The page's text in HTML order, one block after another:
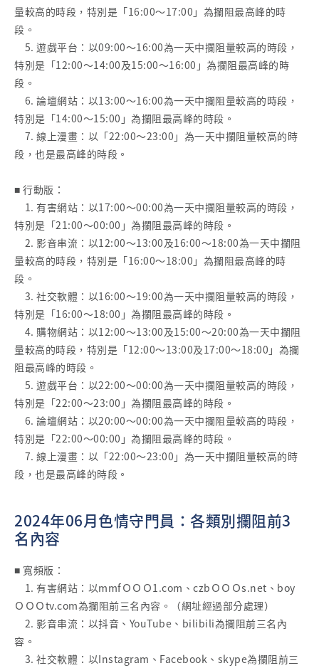
量較高的時段，特別是「16:00～17:00」為攔阻最高峰的時
段。
5. 遊戲平台：以09:00～16:00為一天中攔阻量較高的時段，
特別是「12:00～14:00及15:00～16:00」為攔阻最高峰的時
段。
6. 論壇網站：以13:00～16:00為一天中攔阻量較高的時段，
特別是「14:00～15:00」為攔阻最高峰的時段。
7. 線上漫畫：以「22:00～23:00」為一天中攔阻量較高的時
段，也是最高峰的時段。
■ 行動版：
1. 有害網站：以17:00～00:00為一天中攔阻量較高的時段，
特別是「21:00～00:00」為攔阻最高峰的時段。
2. 影音串流：以12:00～13:00及16:00～18:00為一天中攔阻
量較高的時段，特別是「16:00～18:00」為攔阻最高峰的時
段。
3. 社交軟體：以16:00～19:00為一天中攔阻量較高的時段，
特別是「16:00～18:00」為攔阻最高峰的時段。
4. 購物網站：以12:00～13:00及15:00～20:00為一天中攔阻
量較高的時段，特別是「12:00～13:00及17:00～18:00」為攔
阻最高峰的時段。
5. 遊戲平台：以22:00～00:00為一天中攔阻量較高的時段，
特別是「22:00～23:00」為攔阻最高峰的時段。
6. 論壇網站：以20:00～00:00為一天中攔阻量較高的時段，
特別是「22:00～00:00」為攔阻最高峰的時段。
7. 線上漫畫：以「22:00～23:00」為一天中攔阻量較高的時
段，也是最高峰的時段。
2024年06月色情守門員：各類別攔阻前3
名內容
■ 寬頻版：
1. 有害網站：以mmfＯＯＯ1.com、czbＯＯＯs.net、boy
ＯＯＯtv.com為攔阻前三名內容。（網址經過部分處理）
2. 影音串流：以抖音、YouTube、bilibili為攔阻前三名內
容。
3. 社交軟體：以Instagram、Facebook、skype為攔阻前三